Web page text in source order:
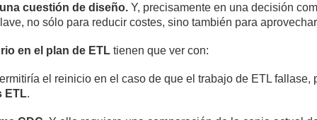
cuestión de diseño. Y, precisamente en una decisión
no sólo para reducir costes, sino también para
en el plan de ETL tienen que ver con:
el reinicio en el caso de que el trabajo de ETL
ETL.